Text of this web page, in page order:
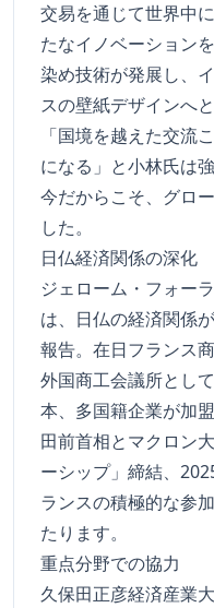
交易を通じて世界中
たなイノベーション
染め技術が発展し、
スの壁紙デザインへ
「国境を越えた交流
になる」と小林氏は
今だからこそ、グロ
した。
日仏経済関係の深化
ジェローム・フォー
は、日仏の経済関係
報告。在日フランス
外国商工会議所とし
本、多国籍企業が加
田前首相とマクロン
ーシップ」締結、
ランスの積極的な参
たります。
重点分野での協力
久保田正彦経済産業